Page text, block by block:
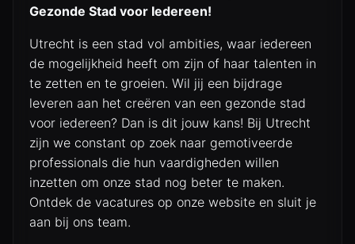
Gezonde Stad voor Iedereen!
Utrecht is een stad vol ambities, waar iedereen
de mogelijkheid heeft om zijn of haar talenten in
te zetten en te groeien. Wil jij een bijdrage
leveren aan het creëren van een gezonde stad
voor iedereen? Dan is dit jouw kans! Bij Utrecht
zijn we constant op zoek naar gemotiveerde
professionals die hun vaardigheden willen
inzetten om onze stad nog beter te maken.
Ontdek de vacatures op onze website en sluit je
aan bij ons team.